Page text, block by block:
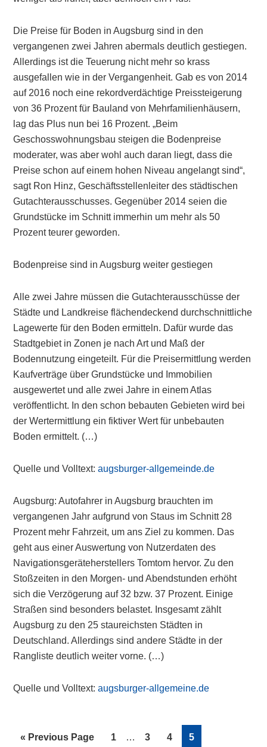
Die Preise für Boden in Augsburg sind in den
vergangenen zwei Jahren abermals deutlich gestiegen.
Allerdings ist die Teuerung nicht mehr so krass
ausgefallen wie in der Vergangenheit. Gab es von 2014
auf 2016 noch eine rekordverdächtige Preissteigerung
von 36 Prozent für Bauland von Mehrfamilienhäusern,
lag das Plus nun bei 16 Prozent. „Beim
Geschosswohnungsbau steigen die Bodenpreise
moderater, was aber wohl auch daran liegt, dass die
Preise schon auf einem hohen Niveau angelangt sind“,
sagt Ron Hinz, Geschäftsstellenleiter des städtischen
Gutachterausschusses. Gegenüber 2014 seien die
Grundstücke im Schnitt immerhin um mehr als 50
Prozent teurer geworden.
Bodenpreise sind in Augsburg weiter gestiegen
Alle zwei Jahre müssen die Gutachterausschüsse der
Städte und Landkreise flächendeckend durchschnittliche
Lagewerte für den Boden ermitteln. Dafür wurde das
Stadtgebiet in Zonen je nach Art und Maß der
Bodennutzung eingeteilt. Für die Preisermittlung werden
Kaufverträge über Grundstücke und Immobilien
ausgewertet und alle zwei Jahre in einem Atlas
veröffentlicht. In den schon bebauten Gebieten wird bei
der Wertermittlung ein fiktiver Wert für unbebauten
Boden ermittelt. (…)
Quelle und Volltext:augsburger-allgemeinde.de
Augsburg: Autofahrer in Augsburg brauchten im
vergangenen Jahr aufgrund von Staus im Schnitt 28
Prozent mehr Fahrzeit, um ans Ziel zu kommen. Das
geht aus einer Auswertung von Nutzerdaten des
Navigationsgeräteherstellers Tomtom hervor. Zu den
Stoßzeiten in den Morgen- und Abendstunden erhöht
sich die Verzögerung auf 32 bzw. 37 Prozent. Einige
Straßen sind besonders belastet. Insgesamt zählt
Augsburg zu den 25 staureichsten Städten in
Deutschland. Allerdings sind andere Städte in der
Rangliste deutlich weiter vorne. (…)
Quelle und Volltext:augsburger-allgemeine.de
« Go
Previous Page Page
1
Interim
… Page
3 Page
4 Page
5